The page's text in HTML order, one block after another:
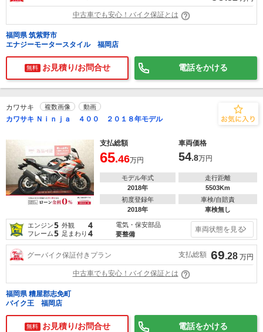
中古車でも安心！バイク保証とは
福岡県 筑紫野市
エナジーモータースタイル 福岡店
無料 お見積り/お問合せ 電話をかける
カワサキ 複数画像 動画
カワサキ Ｎｉｎｊａ ４００ ２０１８年モデル
支払総額 車両価格
65.46万円 54.8万円
モデル年式
2018年
走行距離
5503Km
初度登録年
2018年
車検/自賠責
車検無し
エンジン5 外観 4
フレーム5 足まわり 4
電気・保安部品
要整備
車両状態を見る
グーバイク保証付きプラン 支払総額 69.28 万円
中古車でも安心！バイク保証とは
福岡県 糟屋郡志免町
バイク王 福岡店
無料 お見積り/お問合せ 電話をかける